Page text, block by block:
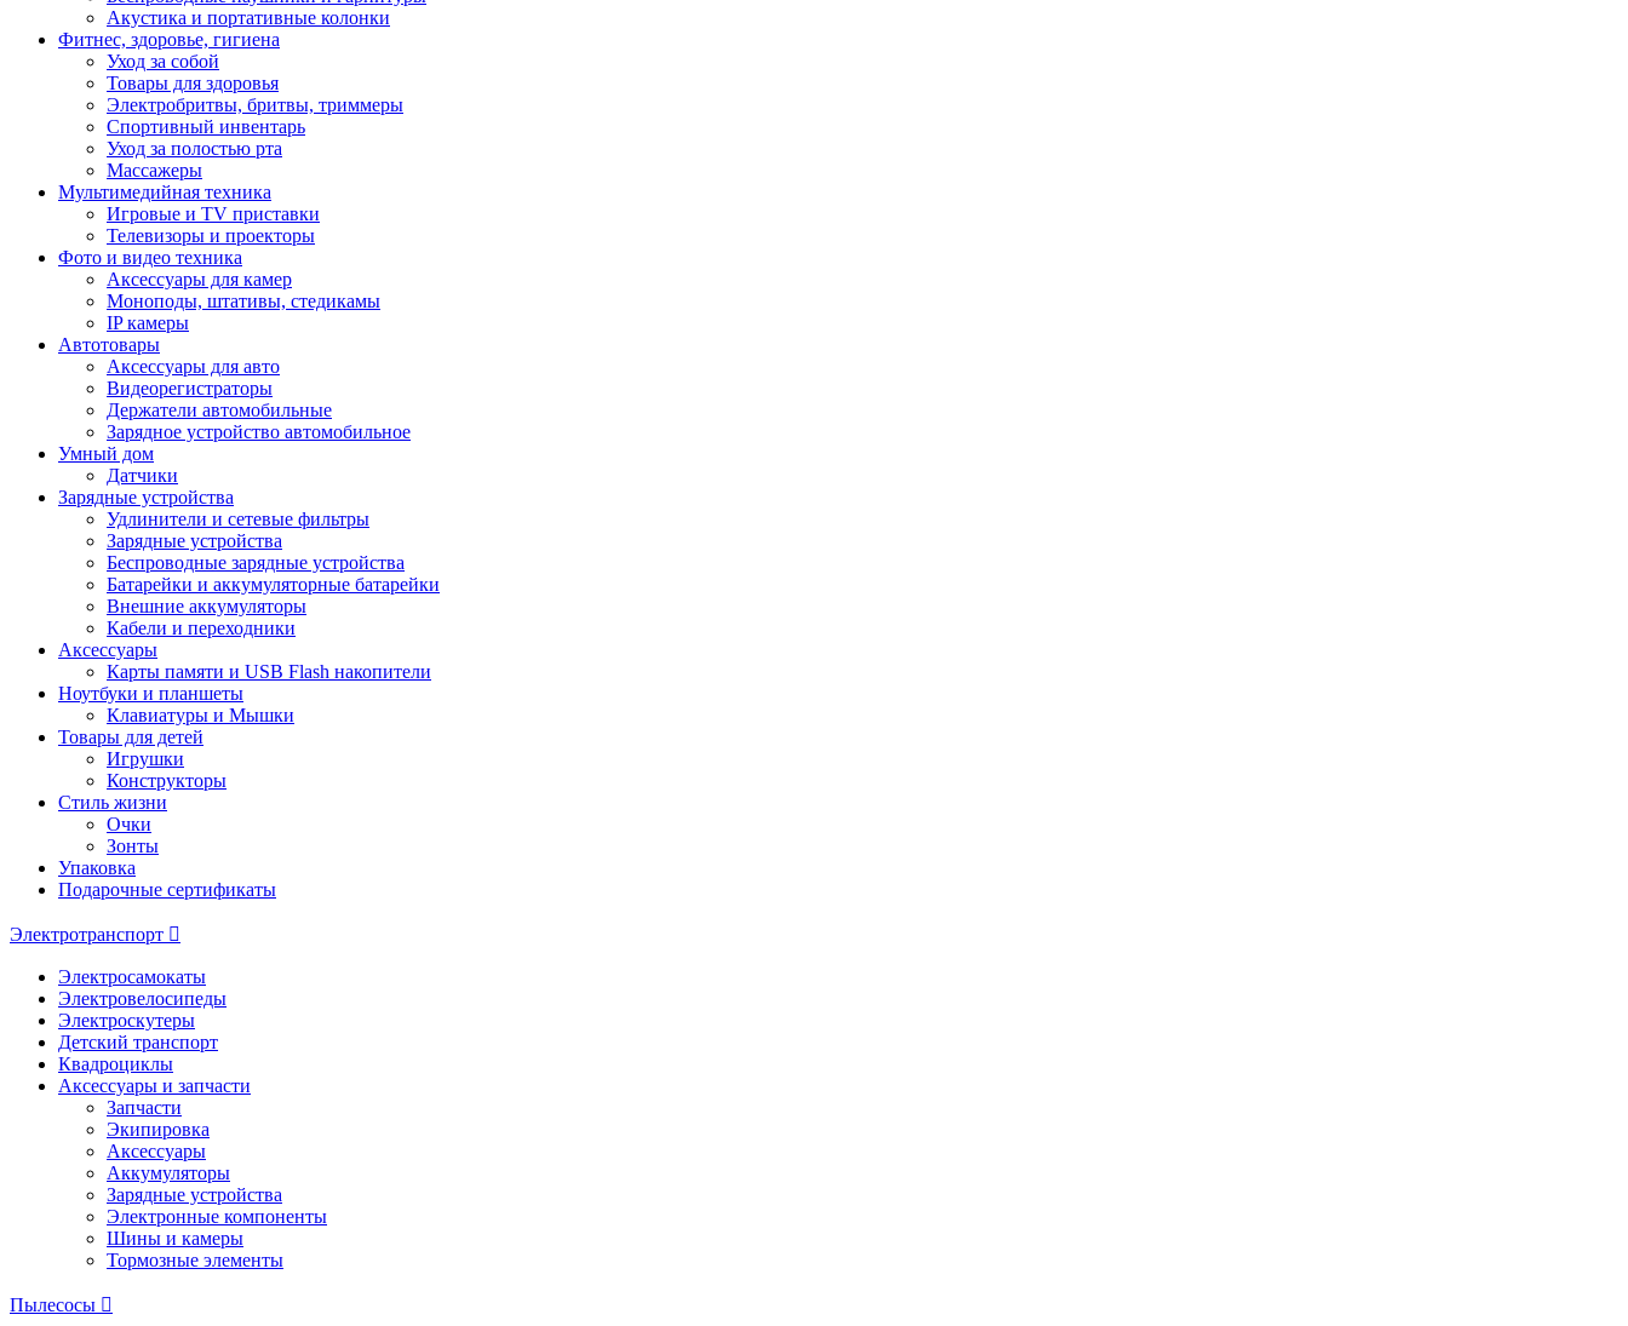
Акустика и портативные колонки
Фитнес, здоровье, гигиена
Уход за собой
Товары для здоровья
Электробритвы, бритвы, триммеры
Спортивный инвентарь
Уход за полостью рта
Массажеры
Мультимедийная техника
Игровые и TV приставки
Телевизоры и проекторы
Фото и видео техника
Аксессуары для камер
Моноподы, штативы, стедикамы
IP камеры
Автотовары
Аксессуары для авто
Видеорегистраторы
Держатели автомобильные
Зарядное устройство автомобильное
Умный дом
Датчики
Зарядные устройства
Удлинители и сетевые фильтры
Зарядные устройства
Беспроводные зарядные устройства
Батарейки и аккумуляторные батарейки
Внешние аккумуляторы
Кабели и переходники
Аксессуары
Карты памяти и USB Flash накопители
Ноутбуки и планшеты
Клавиатуры и Мышки
Товары для детей
Игрушки
Конструкторы
Стиль жизни
Очки
Зонты
Упаковка
Подарочные сертификаты
Электротранспорт
Электросамокаты
Электровелосипеды
Электроскутеры
Детский транспорт
Квадроциклы
Аксессуары и запчасти
Запчасти
Экипировка
Аксессуары
Аккумуляторы
Зарядные устройства
Электронные компоненты
Шины и камеры
Тормозные элементы
Пылесосы